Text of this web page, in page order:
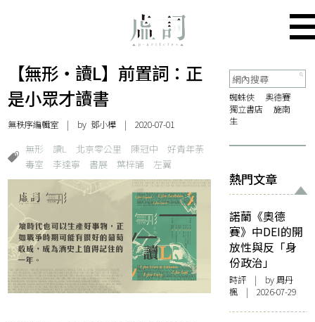
【無形・讀L】前置詞：正
是小眾才讀書
無秩序編輯室 | by鄧小樺 | 2020-07-01
無形 讀L 北京零公里 陳冠中
好青年荼
毒室
李達寧 書展 葉梓誦 左翼
蜘蛛俠
奧德賽
獨立書店
施南
生
熱門文章
諾蘭《奧德
賽》中DEI的開
放性與反「身
份政治」
時評 | by周丹
楓 | 2026-07-29